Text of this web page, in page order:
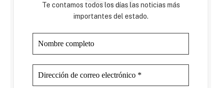
Te contamos todos los días las noticias más
importantes del estado.